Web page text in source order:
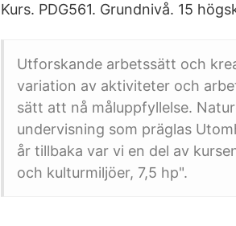
Kurs. PDG561. Grundnivå. 15
Utforskande arbetssätt och
variation av aktiviteter och
sätt att nå måluppfyllelse.
undervisning som präglas
år tillbaka var vi en del av
och kulturmiljöer, 7,5 hp".